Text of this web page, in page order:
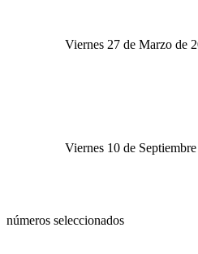
Viernes 27 de Marzo de
Viernes 10 de
números seleccionados